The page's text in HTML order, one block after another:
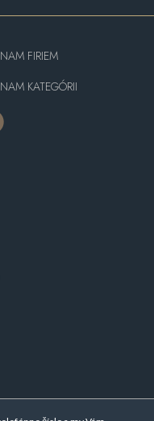
FIRIEM
KATEGÓRII